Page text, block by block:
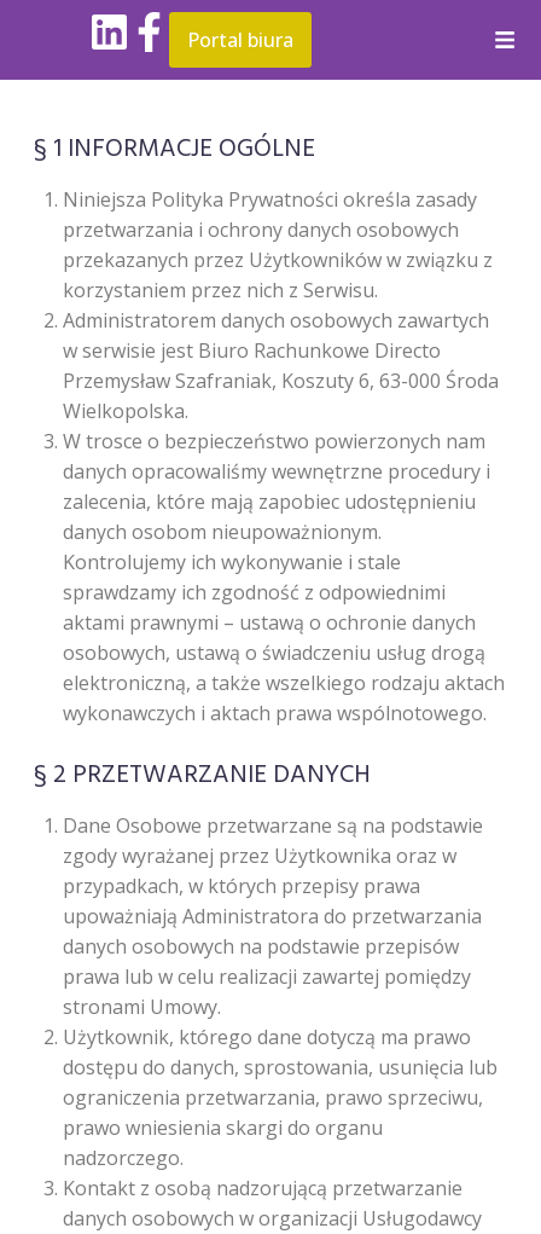
Portal biura
§ 1 INFORMACJE OGÓLNE
Niniejsza Polityka Prywatności określa zasady
przetwarzania i ochrony danych osobowych
przekazanych przez Użytkowników w związku z
korzystaniem przez nich z Serwisu.
Administratorem danych osobowych zawartych
w serwisie jest Biuro Rachunkowe Directo
Przemysław Szafraniak, Koszuty 6, 63-000 Środa
Wielkopolska.
W trosce o bezpieczeństwo powierzonych nam
danych opracowaliśmy wewnętrzne procedury i
zalecenia, które mają zapobiec udostępnieniu
danych osobom nieupoważnionym.
Kontrolujemy ich wykonywanie i stale
sprawdzamy ich zgodność z odpowiednimi
aktami prawnymi – ustawą o ochronie danych
osobowych, ustawą o świadczeniu usług drogą
elektroniczną, a także wszelkiego rodzaju aktach
wykonawczych i aktach prawa wspólnotowego.
§ 2 PRZETWARZANIE DANYCH
Dane Osobowe przetwarzane są na podstawie
zgody wyrażanej przez Użytkownika oraz w
przypadkach, w których przepisy prawa
upoważniają Administratora do przetwarzania
danych osobowych na podstawie przepisów
prawa lub w celu realizacji zawartej pomiędzy
stronami Umowy.
Użytkownik, którego dane dotyczą ma prawo
dostępu do danych, sprostowania, usunięcia lub
ograniczenia przetwarzania, prawo sprzeciwu,
prawo wniesienia skargi do organu
nadzorczego.
Kontakt z osobą nadzorującą przetwarzanie
danych osobowych w organizacji Usługodawcy